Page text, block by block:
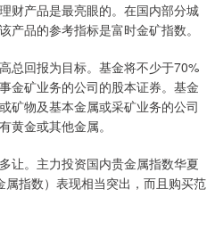
财产品是最亮眼的。在国内部分城
产品的参考指标是富时金矿指数。
总回报为目标。基金将不少于70%
金矿业务的公司的股本证券。基金
矿物及基本金属或采矿业务的公司
黄金或其他金属。
让。主力投资国内贵金属指数华夏
指数）表现相当突出，而且购买范